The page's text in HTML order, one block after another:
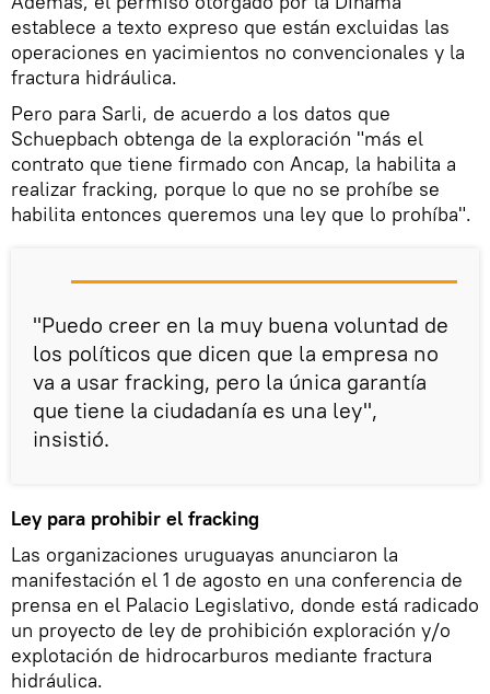
establece a texto expreso que están excluidas las
operaciones en yacimientos no convencionales y la
fractura hidráulica.
Pero para Sarli, de acuerdo a los datos que
Schuepbach obtenga de la exploración "más el
contrato que tiene firmado con Ancap, la habilita a
realizar fracking, porque lo que no se prohíbe se
habilita entonces queremos una ley que lo prohíba".
"Puedo creer en la muy buena voluntad de
los políticos que dicen que la empresa no
va a usar fracking, pero la única garantía
que tiene la ciudadanía es una ley",
insistió.
Ley para prohibir el fracking
Las organizaciones uruguayas anunciaron la
manifestación el 1 de agosto en una conferencia de
prensa en el Palacio Legislativo, donde está radicado
un proyecto de ley de prohibición exploración y/o
explotación de hidrocarburos mediante fractura
hidráulica.